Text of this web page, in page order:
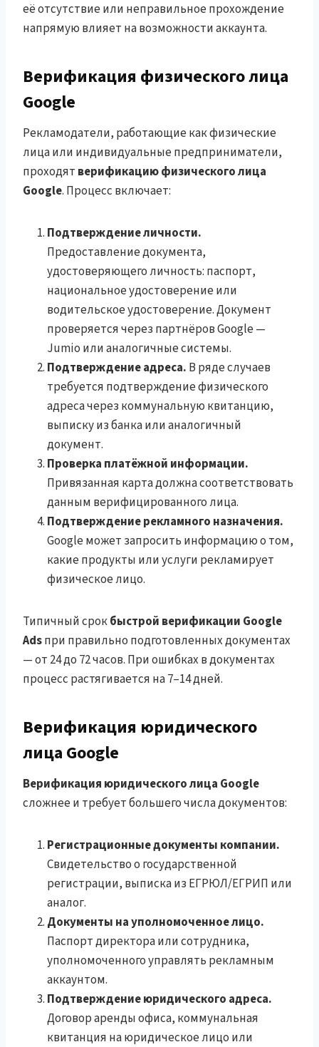
её отсутствие или неправильное прохождение
напрямую влияет на возможности аккаунта.
Верификация физического лица
Google
Рекламодатели, работающие как физические
лица или индивидуальные предприниматели,
проходят верификацию физического лица
Google. Процесс включает:
Подтверждение личности.
Предоставление документа,
удостоверяющего личность: паспорт,
национальное удостоверение или
водительское удостоверение. Документ
проверяется через партнёров Google —
Jumio или аналогичные системы.
Подтверждение адреса. В ряде случаев
требуется подтверждение физического
адреса через коммунальную квитанцию,
выписку из банка или аналогичный
документ.
Проверка платёжной информации.
Привязанная карта должна соответствовать
данным верифицированного лица.
Подтверждение рекламного назначения.
Google может запросить информацию о том,
какие продукты или услуги рекламирует
физическое лицо.
Типичный срокбыстрой верификации Google
Adsпри правильно подготовленных документах
— от 24 до 72 часов. При ошибках в документах
процесс растягивается на 7–14 дней.
Верификация юридического
лица Google
Верификация юридического лица Google
сложнее и требует большего числа документов:
Регистрационные документы компании.
Свидетельство о государственной
регистрации, выписка из ЕГРЮЛ/ЕГРИП или
аналог.
Документы на уполномоченное лицо.
Паспорт директора или сотрудника,
уполномоченного управлять рекламным
аккаунтом.
Подтверждение юридического адреса.
Договор аренды офиса, коммунальная
квитанция на юридическое лицо или